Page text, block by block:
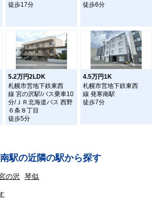
徒歩17分
徒歩6分
5.2万円2LDK
札幌市営地下鉄東西
線 宮の沢駅/バス乗車10
分/ＪＲ北海道バス 西野
６条８丁目
徒歩5分
4.5万円1K
札幌市営地下鉄東西
線 発寒南駅
徒歩7分
駅の近隣の駅から探す
の沢 琴似